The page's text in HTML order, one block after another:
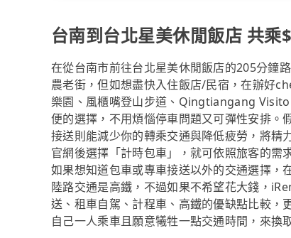
台南到台北星美休閒飯店 共
在從台南市前往台北星美休閒飯店的205分鐘
農老街，但如想盡快入住飯店/民宿，在辦好
樂園、風櫃嘴登山步道、Qingtiangang
便的選擇，不用煩惱停車問題又可彈性安排。
接送則能減少你的轉乘交通與降低疲勞，將
官網後選擇「計時包車」，就可依照旅客的需
如果想知道包車或專車接送以外的交通選擇，
陸路交通是高鐵，不過如果不希望花大錢，
送、租車自駕、計程車、高鐵的優缺點比較，
自己一人乘車且願意犧牲一點交通時間，來